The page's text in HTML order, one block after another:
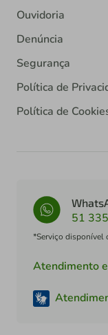
Ouvidoria
Denúncia
Segurança
Política de
Política de
51
*Serviço disponível
Atendimento